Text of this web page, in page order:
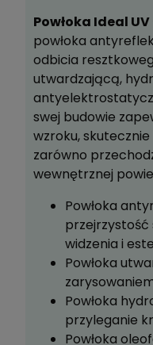
Powłoka Ideal UV
powłoka
odbicia
utwardzającą,
swej budowie
wzroku,
zarówno
wewnętrznej
Powłoka
przejrzystość
widzenia i
Powłoka
Powłoka
przyleganie
Powłoka